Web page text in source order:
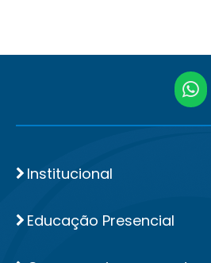
Institucional
Educação Presencial